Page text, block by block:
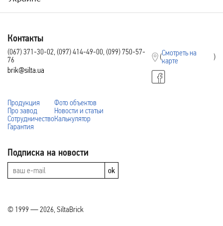
Контакты
(067) 371-30-02, (097) 414-49-00, (099) 750-57-
76
brik@silta.ua
(Смотреть на
карте
)
Продукция
Про завод
Сотрудничество
Гарантия
Фото объектов
Новости и статьи
Калькулятор
Подписка на новости
ok
© 1999 — 2026, SiltaBrick